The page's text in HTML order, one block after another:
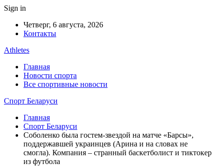
Sign in
Четверг, 6 августа, 2026
Контакты
Athletes
Главная
Новости спорта
Все спортивные новости
Спорт Беларуси
Главная
Спорт Беларуси
Соболенко была гостем-звездой на матче «Барсы»,
поддержавшей украинцев (Арина и на словах не
смогла). Компания – странный баскетболист и тиктокер
из футбола